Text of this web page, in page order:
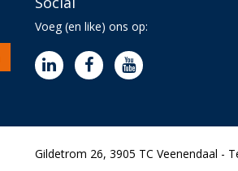
Voeg (en like) ons op:
Gildetrom 26, 3905 TC Veenendaal -